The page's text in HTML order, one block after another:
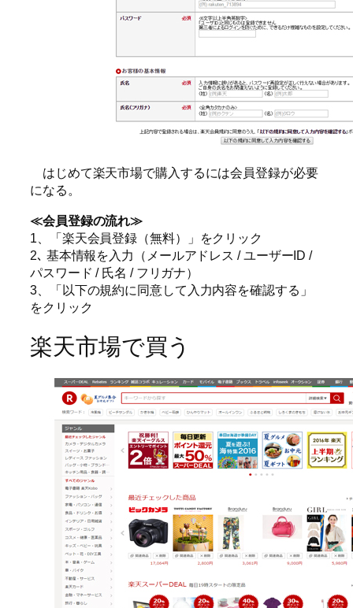
はじめて楽天市場で購入するには会員登録が必要
になる。
≪会員登録の流れ≫
1、「楽天会員登録（無料）」をクリック
2､ 基本情報を入力（メールアドレス / ユーザーID /
パスワード / 氏名 / フリガナ）
3、「以下の規約に同意して入力内容を確認する」
をクリック
楽天市場で買う